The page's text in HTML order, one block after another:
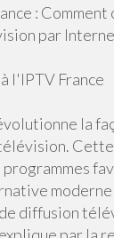
:
par
l'IPTV France
la
moderne
diffusion